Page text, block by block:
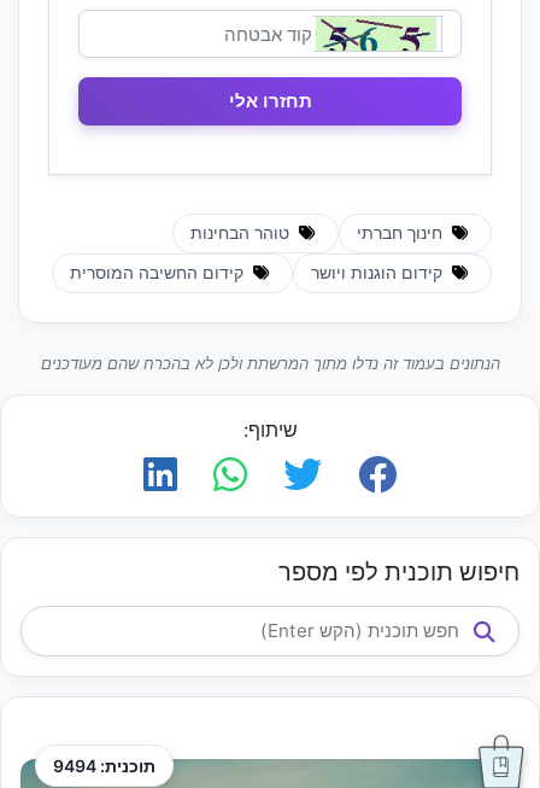
חינוך חברתי טוהר הבחינות
קידום הוגנות ויושר קידום החשיבה המוסרית
הנתונים בעמוד זה נדלו מתוך המרשתת ולכן לא בהכרח שהם מעודכנים
שיתוף:
חיפוש תוכנית לפי מספר
תוכנית: 9494